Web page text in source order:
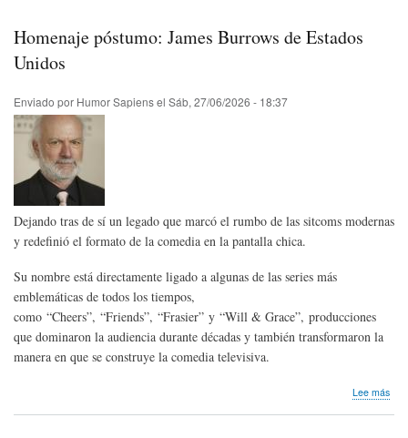
Homenaje póstumo: James Burrows de Estados
Unidos
Enviado por Humor Sapiensel Sáb, 27/06/2026 - 18:37
Dejando tras de sí un legado que marcó el rumbo de las sitcoms modernas
y redefinió el formato de la comedia en la pantalla chica.
Su nombre está directamente ligado a algunas de las series más
emblemáticas de todos los tiempos,
como “Cheers”, “Friends”, “Frasier” y “Will & Grace”, producciones
que dominaron la audiencia durante décadas y también transformaron la
manera en que se construye la comedia televisiva.
Lee más